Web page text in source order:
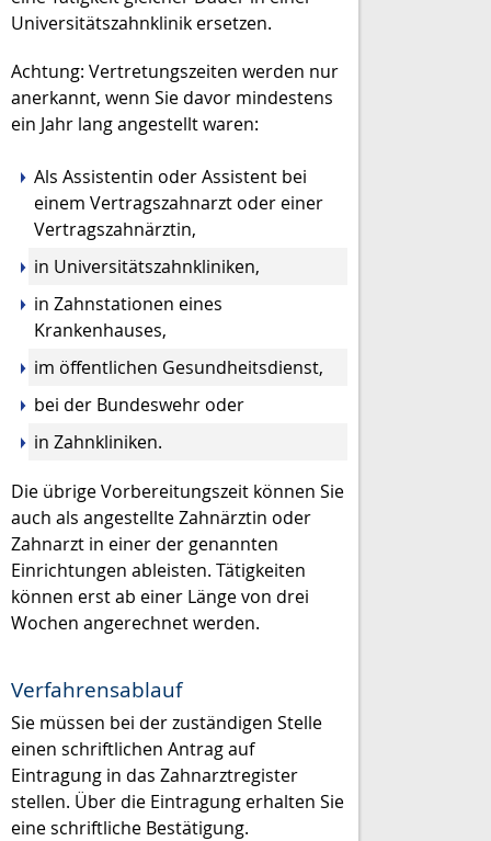
Universitätszahnklinik ersetzen.
Achtung: Vertretungszeiten werden nur
anerkannt, wenn Sie davor mindestens
ein Jahr lang angestellt waren:
Als Assistentin oder Assistent bei
einem Vertragszahnarzt oder einer
Vertragszahnärztin,
in Universitätszahnkliniken,
in Zahnstationen eines
Krankenhauses,
im öffentlichen Gesundheitsdienst,
bei der Bundeswehr oder
in Zahnkliniken.
Die übrige Vorbereitungszeit können Sie
auch als angestellte Zahnärztin oder
Zahnarzt in einer der genannten
Einrichtungen ableisten. Tätigkeiten
können erst ab einer Länge von drei
Wochen angerechnet werden.
Verfahrensablauf
Sie müssen bei der zuständigen Stelle
einen schriftlichen Antrag auf
Eintragung in das Zahnarztregister
stellen. Über die Eintragung erhalten Sie
eine schriftliche Bestätigung.